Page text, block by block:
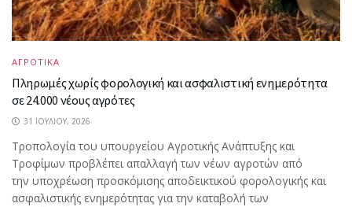
ΑΓΡΟΤΙΚΑ
Πληρωμές χωρίς φορολογική και ασφαλιστική ενημερότητα
σε 24.000 νέους αγρότες
31 ΙΟΥΛΊΟΥ, 2026
Τροπολογία του υπουργείου Αγροτικής Ανάπτυξης και
Τροφίμων προβλέπει απαλλαγή των νέων αγροτών από
την υποχρέωση προσκόμισης αποδεικτικού φορολογικής και
ασφαλιστικής ενημερότητας για την καταβολή των